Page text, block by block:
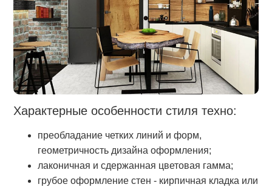
Характерные особенности стиля техно:
преобладание четких линий и форм,
геометричность дизайна оформления;
лаконичная и сдержанная цветовая гамма;
грубое оформление стен - кирпичная кладка или